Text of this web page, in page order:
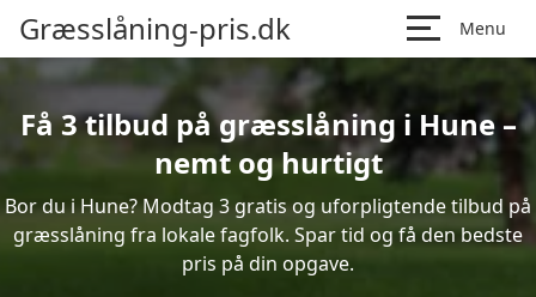
Græsslåning-pris.dk Menu
Få 3 tilbud på græsslåning i Hune –
nemt og hurtigt
Bor du i Hune? Modtag 3 gratis og uforpligtende tilbud på
græsslåning fra lokale fagfolk. Spar tid og få den bedste
pris på din opgave.